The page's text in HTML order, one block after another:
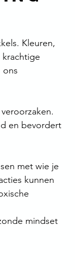
Kleuren,
ons
en bevordert
met wie je
kunnen
mindset